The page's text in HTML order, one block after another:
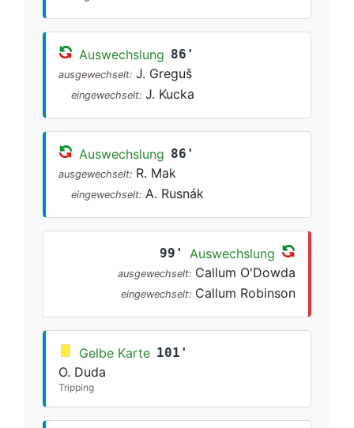
Auswechslung 86'
ausgewechselt: J. Greguš
eingewechselt: J. Kucka
Auswechslung 86'
ausgewechselt: R. Mak
eingewechselt: A. Rusnák
99' Auswechslung
ausgewechselt: Callum O'Dowda
eingewechselt: Callum Robinson
Gelbe Karte 101'
O. Duda
Tripping